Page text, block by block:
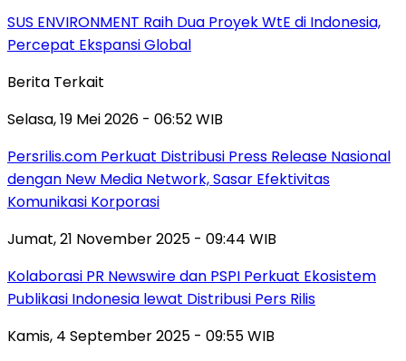
SUS ENVIRONMENT Raih Dua Proyek WtE di Indonesia,
Percepat Ekspansi Global
Berita Terkait
Selasa, 19 Mei 2026 - 06:52 WIB
Persrilis.com Perkuat Distribusi Press Release Nasional
dengan New Media Network, Sasar Efektivitas
Komunikasi Korporasi
Jumat, 21 November 2025 - 09:44 WIB
Kolaborasi PR Newswire dan PSPI Perkuat Ekosistem
Publikasi Indonesia lewat Distribusi Pers Rilis
Kamis, 4 September 2025 - 09:55 WIB